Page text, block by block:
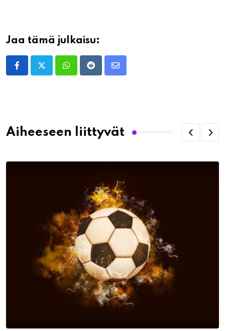
Jaa tämä julkaisu:
WhatsappRedditShare
Aiheeseen liittyvät